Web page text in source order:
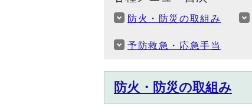
防火・防災の取組み
予防救急・応急手当
防火・防災の取組み